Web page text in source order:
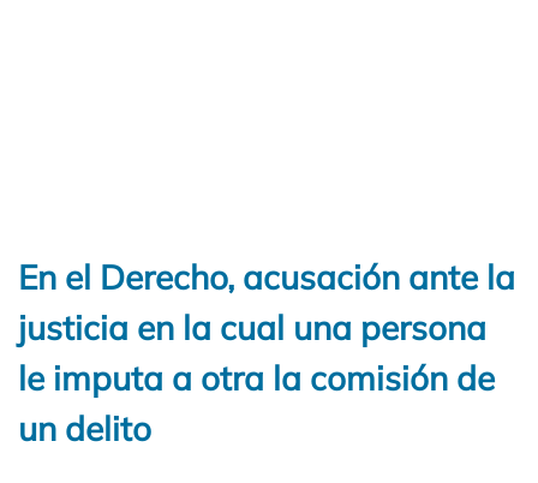
En el Derecho, acusación ante la
justicia en la cual una persona
le imputa a otra la comisión de
un delito